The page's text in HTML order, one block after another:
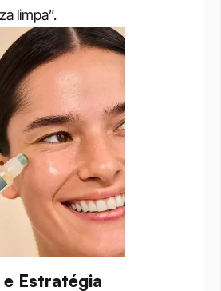
limpa”.
Estratégia